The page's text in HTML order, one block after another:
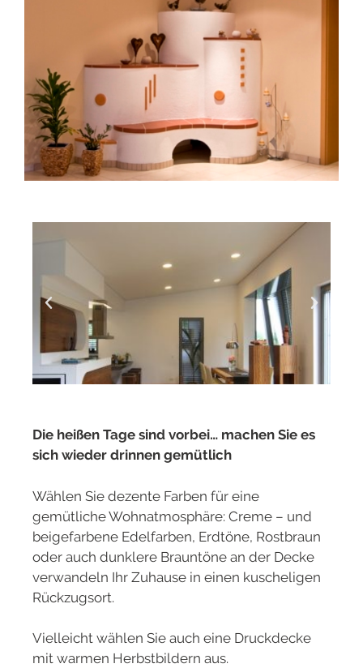
Die heißen Tage sind vorbei… machen Sie es
sich wieder drinnen gemütlich
Wählen Sie dezente Farben für eine
gemütliche Wohnatmosphäre: Creme – und
beigefarbene Edelfarben, Erdtöne, Rostbraun
oder auch dunklere Brauntöne an der Decke
verwandeln Ihr Zuhause in einen kuscheligen
Rückzugsort.
Vielleicht wählen Sie auch eine Druckdecke
mit warmen Herbstbildern aus.